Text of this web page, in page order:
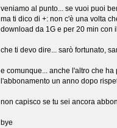
veniamo al punto... se vuoi puoi
ma ti dico di +: non c'è una volta
download da 1G e per 20 min con
che ti devo dire... sarò fortunato,
e comunque... anche l'altro che
l'abbonamento un anno dopo
non capisco se tu sei ancora
bye